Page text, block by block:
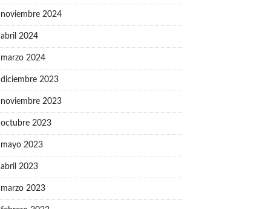
noviembre 2024
abril 2024
marzo 2024
diciembre 2023
noviembre 2023
octubre 2023
mayo 2023
abril 2023
marzo 2023